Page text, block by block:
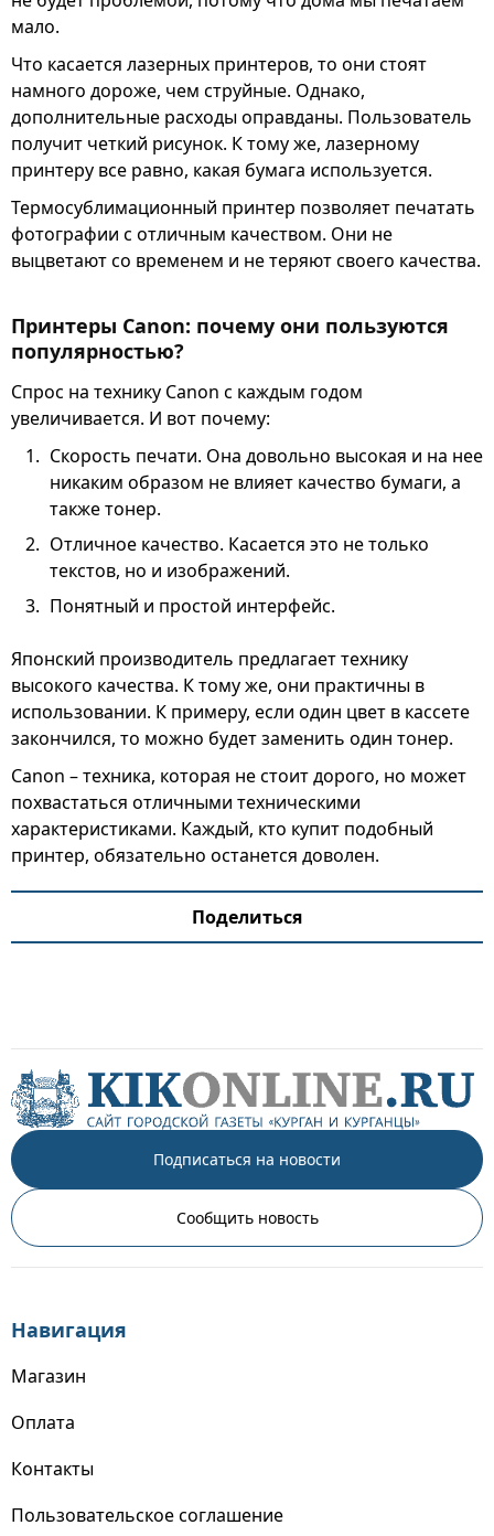
мало.
Что касается лазерных принтеров, то они стоят
намного дороже, чем струйные. Однако,
дополнительные расходы оправданы. Пользователь
получит четкий рисунок. К тому же, лазерному
принтеру все равно, какая бумага используется.
Термосублимационный принтер позволяет печатать
фотографии с отличным качеством. Они не
выцветают со временем и не теряют своего качества.
Принтеры Canon: почему они пользуются
популярностью?
Спрос на технику Canon с каждым годом
увеличивается. И вот почему:
Скорость печати. Она довольно высокая и на нее
никаким образом не влияет качество бумаги, а
также тонер.
Отличное качество. Касается это не только
текстов, но и изображений.
Понятный и простой интерфейс.
Японский производитель предлагает технику
высокого качества. К тому же, они практичны в
использовании. К примеру, если один цвет в кассете
закончился, то можно будет заменить один тонер.
Canon – техника, которая не стоит дорого, но может
похвастаться отличными техническими
характеристиками. Каждый, кто купит подобный
принтер, обязательно останется доволен.
Поделиться
Подписаться на новости
Сообщить новость
Навигация
Магазин
Оплата
Контакты
Пользовательское соглашение